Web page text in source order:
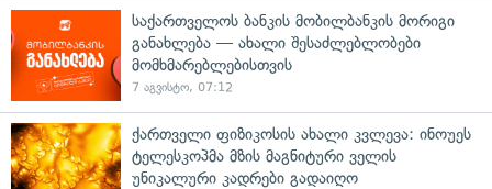
საქართველოს ბანკის მობილბანკის მორიგი
განახლება — ახალი შესაძლებლობები
მომხმარებლებისთვის
7 აგვისტო, 07:12
ქართველი ფიზიკოსის ახალი კვლევა: ინოუეს
ტელესკოპმა მზის მაგნიტური ველის
უნიკალური კადრები გადაიღო